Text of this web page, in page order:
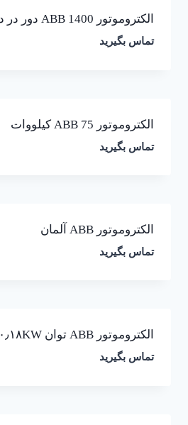
الکتروموتور ABB 1400 دور در دقیقه
تماس بگیرید
الکتروموتور ABB 75 کیلووات
تماس بگیرید
الکتروموتور ABB آلمان
تماس بگیرید
الکتروموتور ABB توان ۰٫۱۸KW دور ۱۰۰۰
تماس بگیرید